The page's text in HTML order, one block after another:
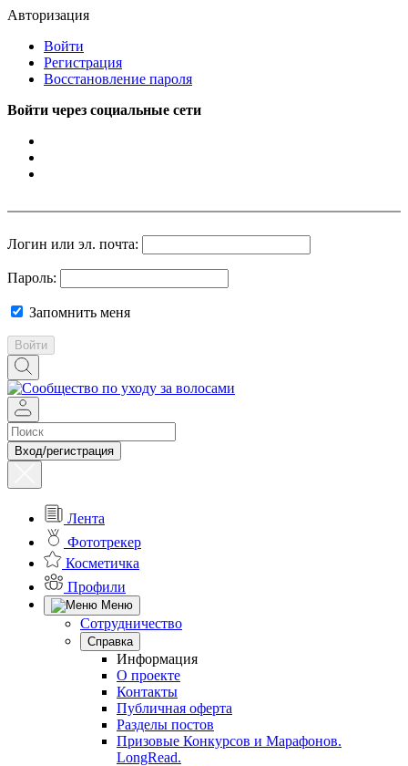
Авторизация
Войти
Регистрация
Восстановление пароля
Войти через социальные сети
Логин или эл. почта:
Пароль:
Запомнить меня
Войти
Вход/регистрация
Лента
Фототрекер
Косметичка
Профили
Меню
Сотрудничество
Справка
Информация
О проекте
Контакты
Публичная оферта
Разделы постов
Призовые Конкурсов и Марафонов.
LongRead.